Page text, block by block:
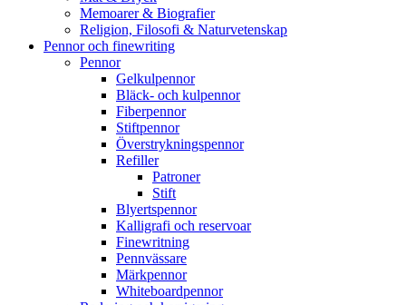
Memoarer & Biografier
Religion, Filosofi & Naturvetenskap
Pennor och finewriting
Pennor
Gelkulpennor
Bläck- och kulpennor
Fiberpennor
Stiftpennor
Överstrykningspennor
Refiller
Patroner
Stift
Blyertspennor
Kalligrafi och reservoar
Finewritning
Pennvässare
Märkpennor
Whiteboardpennor